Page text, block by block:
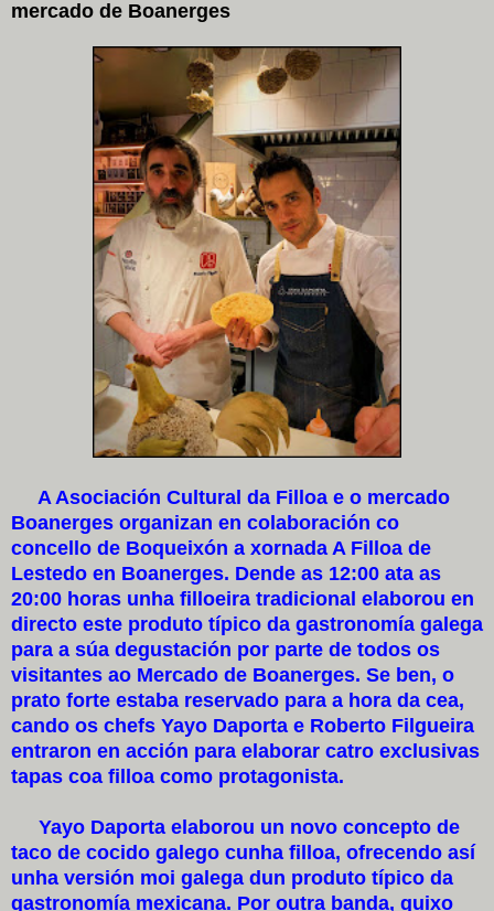
mercado de Boanerges
A Asociación Cultural da Filloa e o mercado
Boanerges organizan en colaboración co
concello de Boqueixón a xornada A Filloa de
Lestedo en Boanerges. Dende as 12:00 ata as
20:00 horas unha filloeira tradicional elaborou en
directo este produto típico da gastronomía galega
para a súa degustación por parte de todos os
visitantes ao Mercado de Boanerges. Se ben, o
prato forte estaba reservado para a hora da cea,
cando os chefs Yayo Daporta e Roberto Filgueira
entraron en acción para elaborar catro exclusivas
tapas coa filloa como protagonista.
Yayo Daporta elaborou un novo concepto de
taco de cocido galego cunha filloa, ofrecendo así
unha versión moi galega dun produto típico da
gastronomía mexicana. Por outra banda, quixo